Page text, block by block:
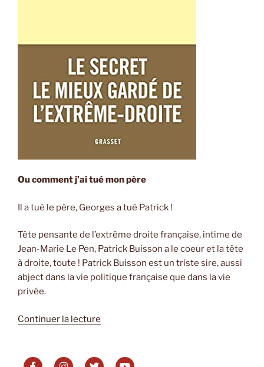
Ou comment j’ai tué mon père
Il a tué le père, Georges a tué Patrick !
Tête pensante de l’extrême droite française, intime de
Jean-Marie Le Pen, Patrick Buisson a le coeur et la tête
à droite, toute ! Patrick Buisson est un triste sire, aussi
abject dans la vie politique française que dans la vie
privée.
Continuer la lecture
Georges